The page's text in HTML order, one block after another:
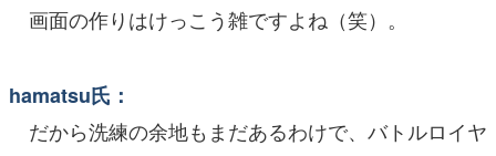
画面の作りはけっこう雑ですよね（笑）。
hamatsu氏：
だから洗練の余地もまだあるわけで、バトルロイヤ